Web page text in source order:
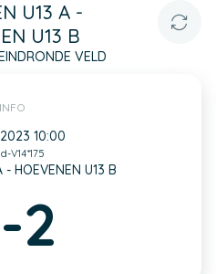
U13 A -
U13 B
VELD
INFO
10:00
V14*175
- HOEVENEN U13 B
2